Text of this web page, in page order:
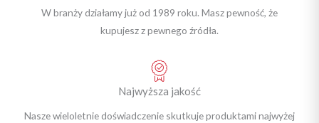
W branży działamy już od 1989 roku. Masz pewność, że
kupujesz z pewnego źródła.
Najwyższa jakość
Nasze wieloletnie doświadczenie skutkuje produktami najwyżej